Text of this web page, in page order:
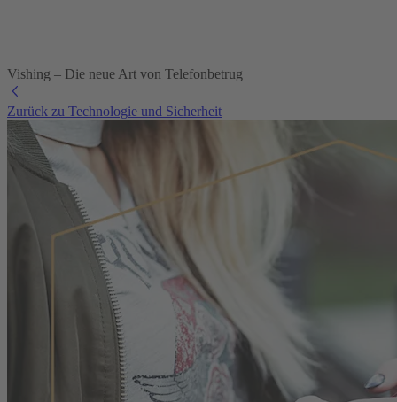
Vishing – Die neue Art von Telefonbetrug
Zurück zu Technologie und Sicherheit